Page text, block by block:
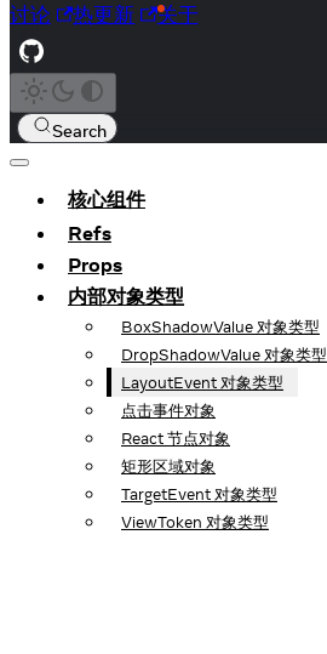
讨论 热更新 关于
Search
核心组件
Refs
Props
内部对象类型
BoxShadowValue 对象类型
DropShadowValue 对象类型
LayoutEvent 对象类型
点击事件对象
React 节点对象
矩形区域对象
TargetEvent 对象类型
ViewToken 对象类型